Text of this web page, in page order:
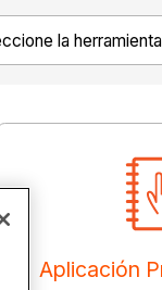
Aplicación